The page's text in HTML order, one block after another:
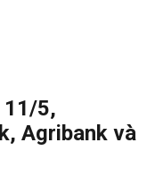
11/5,
Agribank và